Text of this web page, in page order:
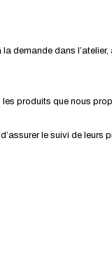
dans l’atelier,
produits que nous
le suivi de leurs